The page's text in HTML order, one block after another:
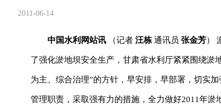
2011-06-14
中国水利网站讯 （记者 汪栋 通讯员 张金芳）
了强化淤地坝安全生产，甘肃省水利厅紧紧围绕淤
为主、综合治理”的方针，早安排，早部署，切实
管理职责，采取强有力的措施，全力做好2011年淤